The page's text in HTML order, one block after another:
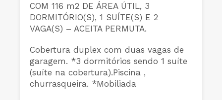
COM 116 m2 DE ÁREA ÚTIL, 3
DORMITÓRIO(S), 1 SUÍTE(S) E 2
VAGA(S) – ACEITA PERMUTA.
Cobertura duplex com duas vagas de
garagem. *3 dormitórios sendo 1 suíte
(suíte na cobertura).Piscina ,
churrasqueira. *Mobiliada